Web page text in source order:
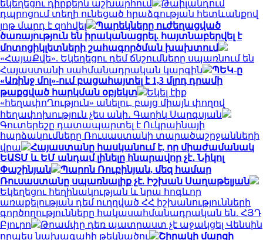
եկեղեցու դիրքերն աշխարհում
Թաիլանդում
դպրոցում տեղի ունեցած հրաձգության հետևանքով
յոթ մարդ է զոհվել
Պարեկները ուժեղացված
ծառայություն են իրականացրել. հայտնաբերվել է
մոտոցիկլետների շահագործման խախտում
«ՀայաՔվե». Եկեղեցու դեմ ճնշումները սպառնում են
Հայաստանի սահմանադրական կարգին
ՊԵԿ-ը
«Առինջ մոլ»-ում բացահայտել է 1,3 մլրդ դրամի
թաքցված հարկման օբյեկտ
Եկել էիք
«հեղափոՂություն» անելու, բայց միայն փողով
հեղափոխություն չես անի․ Գարիկ Սարգսյան
Գուտերեշը դատապարտել է Ուկրաինայի
հարձակումները Ռուսաստանի տարածաշրջանների
վրա
Հայաստանը հասկանում է, որ միաժամանակ
ԵԱՏՄ և ԵՄ անդամ լինելը հնարավոր չէ․ Նիկոլ
Փաշինյան
Պարոն Ռուբինյան, մեզ համար
Ռուսաստանը սպառնալիք չէ. Իշխան Սաղաթելյան
Եկեղեցու հեղինակության և նրա հոգևոր
առաքելության դեմ ուղղված ՀՀ իշխանությունների
գործողությունները հակասահմանադրական են. ՀՅԴ
Բյուրո
Թրամփը դեռ պատրաստ չէ աջակցել Վենսին
որպես նախագահի թեկնածու
Շիրակի մարզի